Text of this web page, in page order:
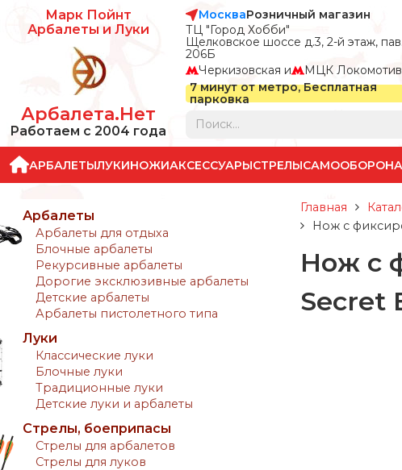
Марк Пойнт
Арбалеты и Луки
Арбалета.Нет
Работаем с 2004 года
МоскваРозничный магазин
ТЦ "Город Хобби"
Щелковское шоссе д.3, 2-й этаж, пав.
206Б
Черкизовская и
МЦК Локомотив
7 минут от метро, Бесплатная
парковка
АРБАЛЕТЫЛУКИНОЖИАКСЕССУАРЫСТРЕЛЫСАМООБОРОНА
Арбалеты
Арбалеты для отдыха
Блочные арбалеты
Рекурсивные арбалеты
Дорогие эксклюзивные арбалеты
Детские арбалеты
Арбалеты пистолетного типа
Луки
Классические луки
Блочные луки
Традиционные луки
Детские луки и арбалеты
Стрелы, боеприпасы
Стрелы для арбалетов
Стрелы для луков
Главная
Нож с
Нож с
Secret